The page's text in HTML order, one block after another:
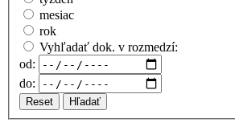
mesiac
rok
Vyhľadať dok. v rozmedzí:
od:
do:
Reset Hľadať